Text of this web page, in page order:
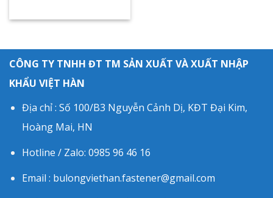
CÔNG TY TNHH ĐT TM SẢN XUẤT VÀ XUẤT NHẬP
KHẨU VIỆT HÀN
Địa chỉ : Số 100/B3 Nguyễn Cảnh Dị, KĐT Đại Kim,
Hoàng Mai, HN
Hotline / Zalo: 0985 96 46 16
Email : bulongviethan.fastener@gmail.com